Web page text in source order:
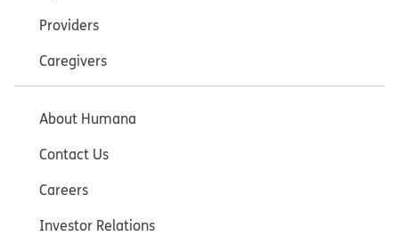
Providers
Caregivers
About Humana
Contact Us
Careers
Investor Relations